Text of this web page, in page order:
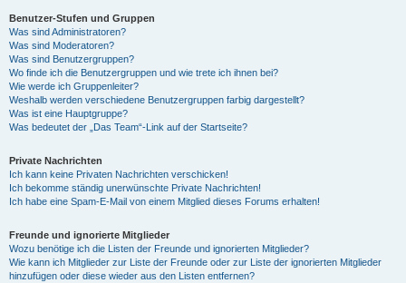
V
d
e
Benutzer-Stufen und Gruppen
Was sind Administratoren?
Was sind Moderatoren?
Was sind Benutzergruppen?
Wo finde ich die Benutzergruppen und wie trete ich ihnen bei?
Wie werde ich Gruppenleiter?
Weshalb werden verschiedene Benutzergruppen farbig dargestellt?
Was ist eine Hauptgruppe?
Was bedeutet der „Das Team“-Link auf der Startseite?
Private Nachrichten
Ich kann keine Privaten Nachrichten verschicken!
Ich bekomme ständig unerwünschte Private Nachrichten!
Ich habe eine Spam-E-Mail von einem Mitglied dieses Forums erhalten!
Freunde und ignorierte Mitglieder
Wozu benötige ich die Listen der Freunde und ignorierten Mitglieder?
Wie kann ich Mitglieder zur Liste der Freunde oder zur Liste der ignorierten Mitglieder
hinzufügen oder diese wieder aus den Listen entfernen?